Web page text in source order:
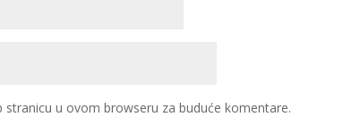
u ovom browseru za buduće komentare.